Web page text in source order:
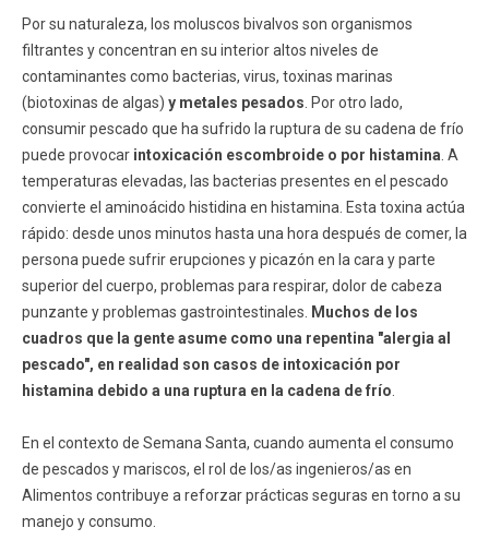
Por su naturaleza, los moluscos bivalvos son organismos
filtrantes y concentran en su interior altos niveles de
contaminantes como bacterias, virus, toxinas marinas
(biotoxinas de algas) y metales pesados . Por otro lado,
consumir pescado que ha sufrido la ruptura de su cadena de frío
puede provocar intoxicación escombroide o por histamina . A
temperaturas elevadas, las bacterias presentes en el pescado
convierte el aminoácido histidina en histamina. Esta toxina actúa
rápido: desde unos minutos hasta una hora después de comer, la
persona puede sufrir erupciones y picazón en la cara y parte
superior del cuerpo, problemas para respirar, dolor de cabeza
punzante y problemas gastrointestinales. Muchos de los
cuadros que la gente asume como una repentina "alergia al
pescado", en realidad son casos de intoxicación por
histamina debido a una ruptura en la cadena de frío
En el contexto de Semana Santa, cuando aumenta el consumo
de pescados y mariscos, el rol de los/as ingenieros/as en
Alimentos contribuye a reforzar prácticas seguras en torno a su
manejo y consumo.